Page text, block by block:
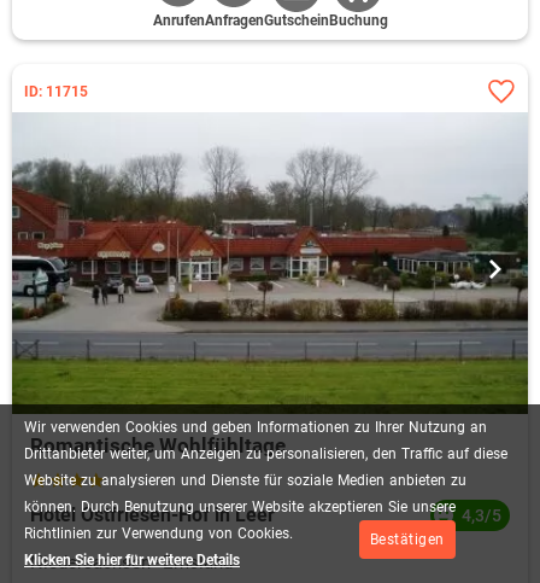
Wir verwenden Cookies und geben Informationen zu Ihrer Nutzung an
Drittanbieter weiter, um Anzeigen zu personalisieren, den Traffic auf diese
Website zu analysieren und Dienste für soziale Medien anbieten zu
können. Durch Benutzung unserer Website akzeptieren Sie unsere
Richtlinien zur Verwendung von Cookies.
Klicken Sie hier für weitere Details
Bestätigen
AnrufenAnfragenGutschein Buchung
ID: 11715
Romantische Wohlfühltage
Hotel Ostfriesen-Hof in Leer 4,3/5
Niedersachsen Emsland